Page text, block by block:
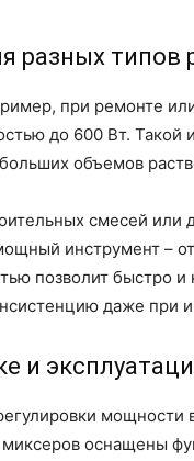
разных типов
при ремонте
до 600 Вт. Такой
объемов
смесей или
инструмент –
позволит быстро и
даже при
и
мощности
оснащены